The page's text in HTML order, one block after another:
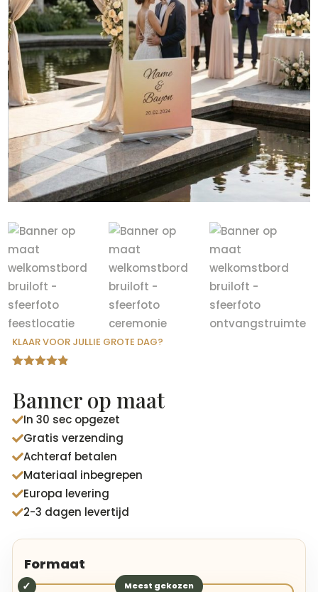
KLAAR VOOR JULLIE GROTE DAG?
5
gebaseerd
op
elingen
Banner op maat
In 30 sec opgezet
Gratis verzending
Achteraf betalen
Materiaal inbegrepen
Europa levering
2-3 dagen levertijd
Formaat
Meest gekozen